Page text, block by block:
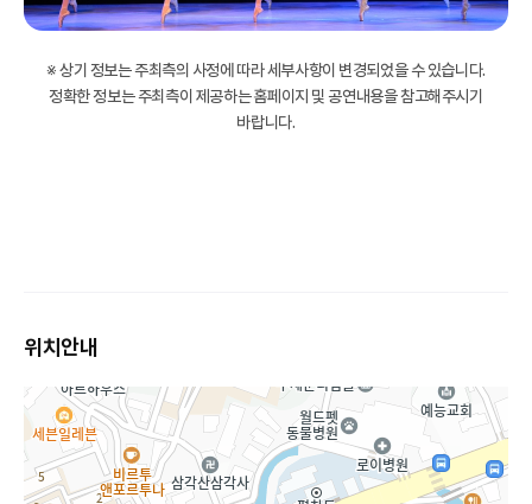
※ 상기 정보는 주최측의 사정에 따라 세부사항이 변경되었을 수 있습니다.
정확한 정보는 주최측이 제공하는 홈페이지 및 공연내용을 참고해주시기
바랍니다.
위치안내